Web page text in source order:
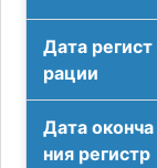
Дата регист
рации
Дата оконча
ния регистр